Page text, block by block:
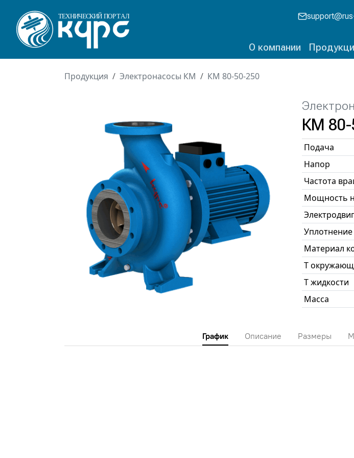
О компании
Продукция Электронасосы КМ КМ 80-50-250
КМ 80-
Подача
Напор
Частота
Мощность
Уплотнение
Материал
T
T жидкости
Масса
График Описание Размеры